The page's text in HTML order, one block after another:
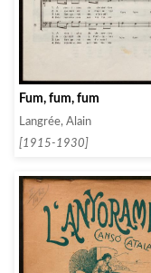
Fum, fum, fum
Langrée, Alain
[1915-1930]